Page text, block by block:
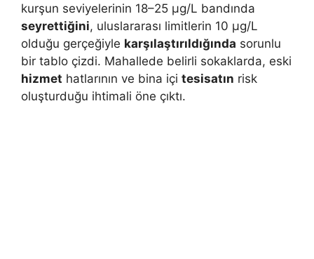
kurşun seviyelerinin 18–25 µg/L bandında
seyrettiğini, uluslararası limitlerin 10 µg/L
olduğu gerçeğiyle karşılaştırıldığında sorunlu
bir tablo çizdi. Mahallede belirli sokaklarda, eski
hizmet hatlarının ve bina içi tesisatın risk
oluşturduğu ihtimali öne çıktı.